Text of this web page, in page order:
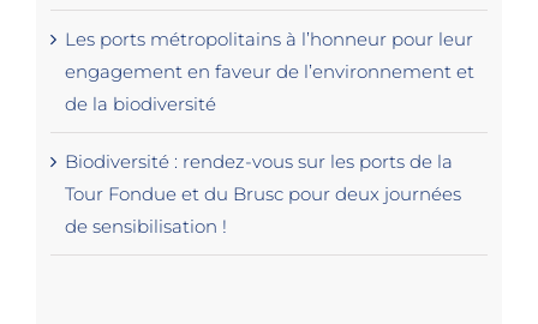
Les ports métropolitains à l’honneur pour leur
engagement en faveur de l’environnement et
de la biodiversité
Biodiversité : rendez-vous sur les ports de la
Tour Fondue et du Brusc pour deux journées
de sensibilisation !